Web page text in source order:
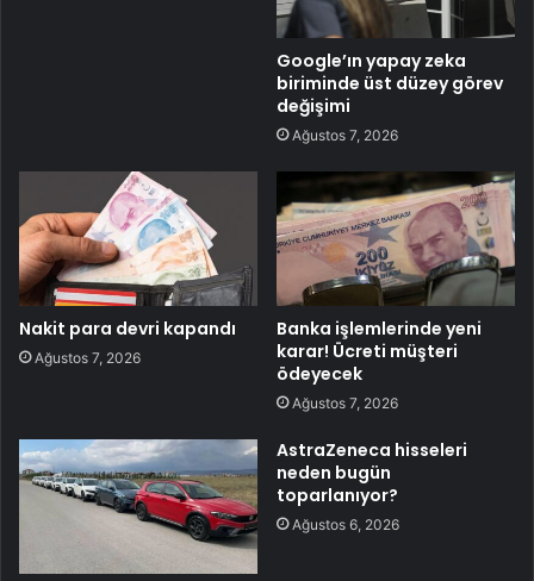
Google’ın yapay zeka
biriminde üst düzey görev
değişimi
Ağustos 7, 2026
Nakit para devri kapandı
Ağustos 7, 2026
Banka işlemlerinde yeni
karar! Ücreti müşteri
ödeyecek
Ağustos 7, 2026
AstraZeneca hisseleri
neden bugün
toparlanıyor?
Ağustos 6, 2026